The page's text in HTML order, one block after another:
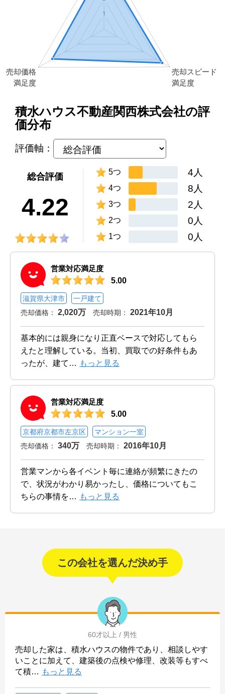
積水ハウス不動産関西株式会社の評
価分布
評価軸：
総合評価
4.22
5つ 4人
4つ 8人
3つ 2人
2つ 0人
1つ 0人
営業対応満足度
5.00
滋賀県大津市
一戸建て
売却価格：
2,020万 売却時期： 2021年10月
基本的には親身になり正直ベースで対応してもら
えたと理解している。当初、買取での好条件もあ
ったが、建て … もっと見る
営業対応満足度
5.00
京都府京都市左京区
マンション一室
売却価格：
340万 売却時期： 2016年10月
営業マンから各イベント毎に連絡が頻繁にきたの
で、状況がわかり易かったし、価格についてもこ
ちらの事情を… もっと見る
この会社を選んだ決め手
60才以上 / 男性
売却した家は、積水ハウスの物件であり、相談しやす
いことに加えて、建築後の点検や修理、改装等もすべ
て積… もっと見る